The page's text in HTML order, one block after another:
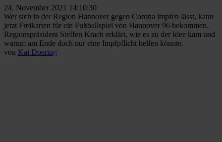
24. November 2021 14:10:30
Wer sich in der Region Hannover gegen Corona impfen lässt, kann
jetzt Freikarten für ein Fußballspiel von Hannover 96 bekommen.
Regionspräsident Steffen Krach erklärt, wie es zu der Idee kam und
warum am Ende doch nur eine Impfpflicht helfen könnte.
von Kai Doering